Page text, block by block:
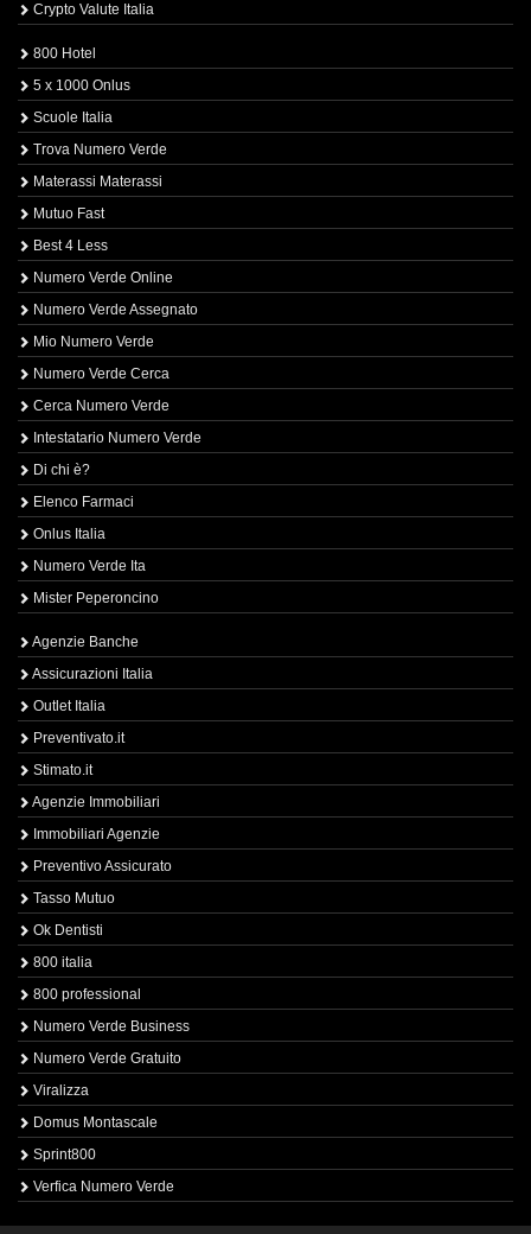
Crypto Valute Italia
800 Hotel
5 x 1000 Onlus
Scuole Italia
Trova Numero Verde
Materassi Materassi
Mutuo Fast
Best 4 Less
Numero Verde Online
Numero Verde Assegnato
Mio Numero Verde
Numero Verde Cerca
Cerca Numero Verde
Intestatario Numero Verde
Di chi è?
Elenco Farmaci
Onlus Italia
Numero Verde Ita
Mister Peperoncino
Agenzie Banche
Assicurazioni Italia
Outlet Italia
Preventivato.it
Stimato.it
Agenzie Immobiliari
Immobiliari Agenzie
Preventivo Assicurato
Tasso Mutuo
Ok Dentisti
800 italia
800 professional
Numero Verde Business
Numero Verde Gratuito
Viralizza
Domus Montascale
Sprint800
Verfica Numero Verde